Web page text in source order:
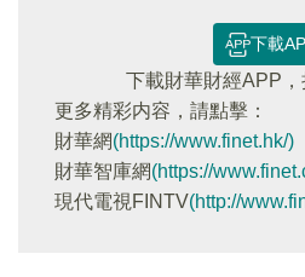
下載
下載財華財經APP
更多精彩内容，請點擊：
財華網(https://www.finet.hk/)
財華智庫網(https://
現代電視FINTV(http://